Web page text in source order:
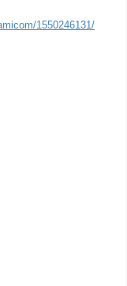
1550246131/